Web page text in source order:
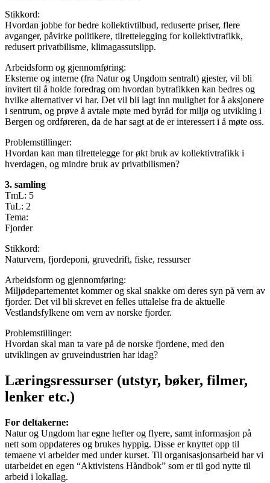
Stikkord:
Hvordan jobbe for bedre kollektivtilbud, reduserte priser, flere
avganger, påvirke politikere, tilrettelegging for kollektivtrafikk,
redusert privatbilisme, klimagassutslipp.
Arbeidsform og gjennomføring:
Eksterne og interne (fra Natur og Ungdom sentralt) gjester, vil bli
invitert til å holde foredrag om hvordan bytrafikken kan bedres og
hvilke alternativer vi har. Det vil bli lagt inn mulighet for å aksjonere
i sentrum, og prøve å avtale møte med byråd for miljø og utvikling i
Bergen og ordføreren, da de har sagt at de er interessert i å møte oss.
Problemstillinger:
Hvordan kan man tilrettelegge for økt bruk av kollektivtrafikk i
hverdagen, og mindre bruk av privatbilismen?
3. samling
TmL: 5
TuL: 2
Tema:
Fjorder
Stikkord:
Naturvern, fjordeponi, gruvedrift, fiske, ressurser
Arbeidsform og gjennomføring:
Miljødepartementet kommer og skal snakke om deres syn på vern av
fjorder. Det vil bli skrevet en felles uttalelse fra de aktuelle
Vestlandsfylkene om vern av norske fjorder.
Problemstillinger:
Hvordan skal man ta vare på de norske fjordene, med den
utviklingen av gruveindustrien har idag?
Læringsressurser (utstyr, bøker, filmer,
lenker etc.)
For deltakerne:
Natur og Ungdom har egne hefter og flyere, samt informasjon på
nett som oppdateres og brukes hyppig. Disse er knyttet opp til
temaene vi arbeider med under kurset. Til organisasjonsarbeid har vi
utarbeidet en egen “Aktivistens Håndbok” som er til god nytte til
arbeid i lokallag.